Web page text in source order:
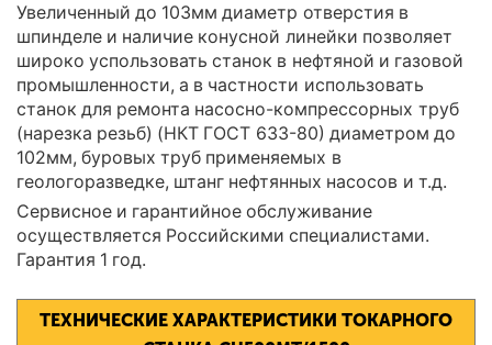
Увеличенный до 103мм диаметр отверстия в
шпинделе и наличие конусной линейки позволяет
широко успользовать станок в нефтяной и газовой
промышленности, а в частности использовать
станок для ремонта насосно-компрессорных труб
(нарезка резьб) (НКТ ГОСТ 633-80) диаметром до
102мм, буровых труб применяемых в
геологоразведке, штанг нефтянных насосов и т.д.
Сервисное и гарантийное обслуживание
осуществляется Российскими специалистами.
Гарантия 1 год.
ТЕХНИЧЕСКИЕ ХАРАКТЕРИСТИКИ ТОКАРНОГО